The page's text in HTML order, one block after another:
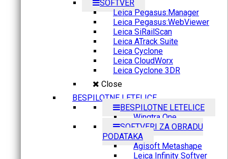
SOFTVER
Leica Pegasus:Manager
Leica Pegasus:WebViewer
Leica SiRailScan
Leica ATrack Suite
Leica Cyclone
Leica CloudWorx
Leica Cyclone 3DR
Close
BESPILOTNE LETELICE
BESPILOTNE LETELICE
Wingtra One
SOFTVERI ZA OBRADU
PODATAKA
Agisoft Metashape
Leica Infinity Softver